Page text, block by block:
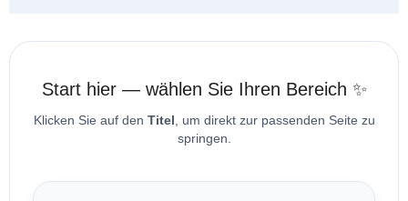
Start hier — wählen Sie Ihren Bereich ✨
Klicken Sie auf den Titel , um direkt zur passenden Seite zu
springen.